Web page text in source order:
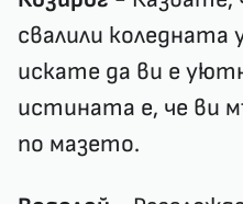
свалили коледната
искате да ви е
истината е, че ви
по мазето.